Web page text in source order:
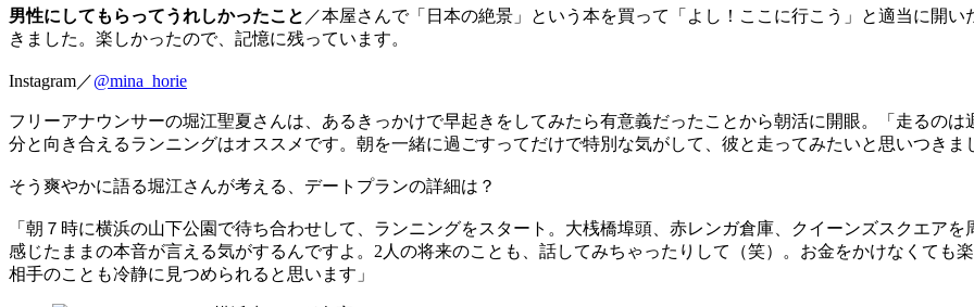
男性にしてもらってうれしかったこと ／本屋さんで「日本の絶景」という本を買って「よし！ここに行こう」と適当に開
きました。楽しかったので、記憶に残っています。
Instagram／@mina_horie
フリーアナウンサーの堀江聖夏さんは、あるきっかけで早起きをしてみたら有意義だったことから朝活に開眼。「走るの
分と向き合えるランニングはオススメです。朝を一緒に過ごすってだけで特別な気がして、彼と走ってみたいと思いつきま
そう爽やかに語る堀江さんが考える、デートプランの詳細は？
「朝７時に横浜の山下公園で待ち合わせして、ランニングをスタート。大桟橋埠頭、赤レンガ倉庫、クイーンズスクエア
感じたままの本音が言える気がするんですよ。2人の将来のことも、話してみちゃったりして（笑）。お金をかけなくても
相手のことも冷静に見つめられると思います」